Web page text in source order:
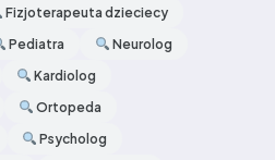
Fizjoterapeuta dzieciecy
Pediatra
Neurolog
Kardiolog
Ortopeda
Psycholog